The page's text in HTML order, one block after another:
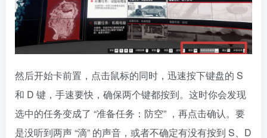
然后开始卡前置，点击鼠标的同时，迅速按下键盘的 S
和 D 键，手速要快，确保两个键都按到。这时你会发现
选中的任务变成了 “准备任务：防空” ，再点击确认。要
是没听到两声 “滴” 的声音，或者不确定有没有按到 S、D